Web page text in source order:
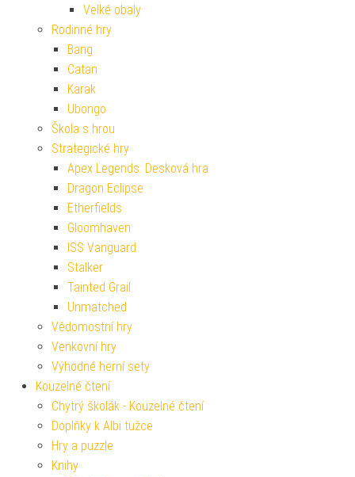
Velké obaly
Rodinné hry
Bang
Catan
Karak
Ubongo
Škola s hrou
Strategické hry
Apex Legends: Desková hra
Dragon Eclipse
Etherfields
Gloomhaven
ISS Vanguard
Stalker
Tainted Grail
Unmatched
Vědomostní hry
Venkovní hry
Výhodné herní sety
Kouzelné čtení
Chytrý školák - Kouzelné čtení
Doplňky k Albi tužce
Hry a puzzle
Knihy